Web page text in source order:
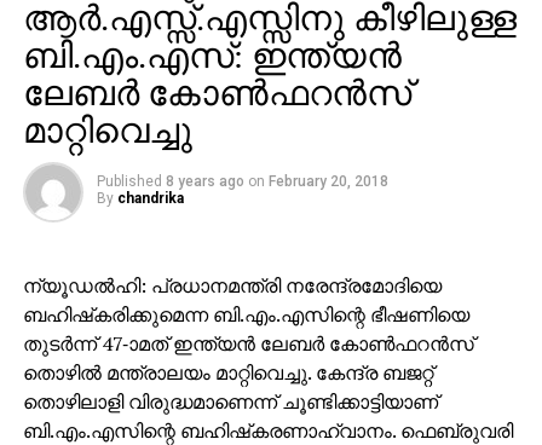
ആര്‍.എസ്സ്.എസ്സിനു കീഴിലുള്ള
ബി.എം.എസ്: ഇന്ത്യന്‍
ലേബര്‍ കോണ്‍ഫറന്‍സ്
മാറ്റിവെച്ചു
Published 8 years ago on February 20, 2018
By chandrika
ന്യൂഡല്‍ഹി: പ്രധാനമന്ത്രി നരേന്ദ്രമോദിയെ
ബഹിഷ്‌കരിക്കുമെന്ന ബി.എം.എസിന്റെ ഭീഷണിയെ
തുടര്‍ന്ന് 47-ാമത് ഇന്ത്യന്‍ ലേബര്‍ കോണ്‍ഫറന്‍സ്
തൊഴില്‍ മന്ത്രാലയം മാറ്റിവെച്ചു. കേന്ദ്ര ബജറ്റ്
തൊഴിലാളി വിരുദ്ധമാണെന്ന് ചൂണ്ടിക്കാട്ടിയാണ്
ബി.എം.എസിന്റെ ബഹിഷ്‌കരണാഹ്വാനം. ഫെബ്രുവരി